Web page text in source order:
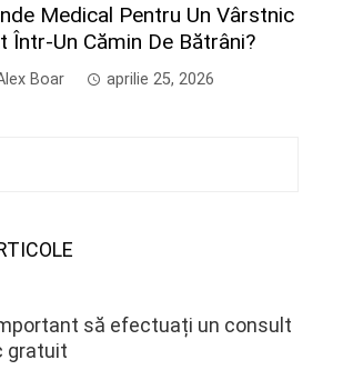
Medical Pentru Un Vârstnic
Într-Un Cămin De Bătrâni?
Boar aprilie 25, 2026
să efectuați un consult
gratuit